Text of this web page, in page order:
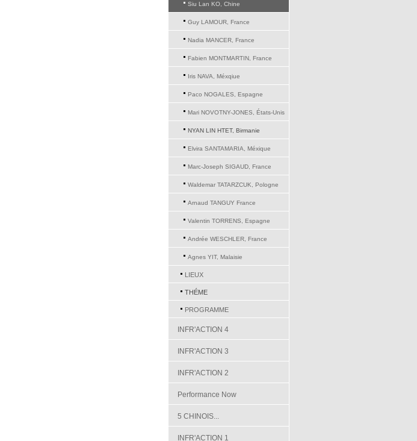
Siu Lan KO, Chine
Guy LAMOUR, France
Nadia MANCER, France
Fabien MONTMARTIN, France
Iris NAVA, Méxqiue
Paco NOGALES, Espagne
Mari NOVOTNY-JONES, États-Unis
NYAN LIN HTET, Birmanie
Elvira SANTAMARIA, Méxique
Marc-Joseph SIGAUD, France
Waldemar TATARZCUK, Pologne
Arnaud TANGUY France
Valentin TORRENS, Espagne
Andrée WESCHLER, France
Agnes YIT, Malaisie
LIEUX
THÉME
PROGRAMME
INFR'ACTION 4
INFR'ACTION 3
INFR'ACTION 2
Performance Now
5 CHINOIS...
INFR'ACTION 1